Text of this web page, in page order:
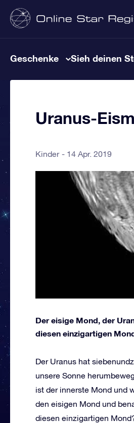
Geschenke Sieh deinen
Uranus-
Kinder 14 Apr. 2019
Der eisige Mond, der
diesen einzigartigen
Der Uranus hat
unsere Sonne
ist der innerste Mond und
den eisigen Mond und
diesen einzigartigen